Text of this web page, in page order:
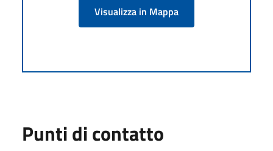
Visualizza in Mappa
Punti di contatto